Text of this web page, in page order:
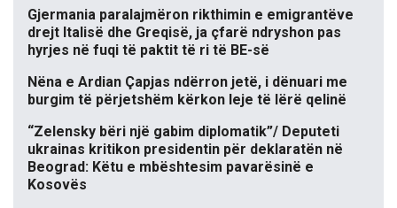
Gjermania paralajmëron rikthimin e emigrantëve
drejt Italisë dhe Greqisë, ja çfarë ndryshon pas
hyrjes në fuqi të paktit të ri të BE-së
Nëna e Ardian Çapjas ndërron jetë, i dënuari me
burgim të përjetshëm kërkon leje të lërë qelinë
“Zelensky bëri një gabim diplomatik”/ Deputeti
ukrainas kritikon presidentin për deklaratën në
Beograd: Këtu e mbështesim pavarësinë e
Kosovës